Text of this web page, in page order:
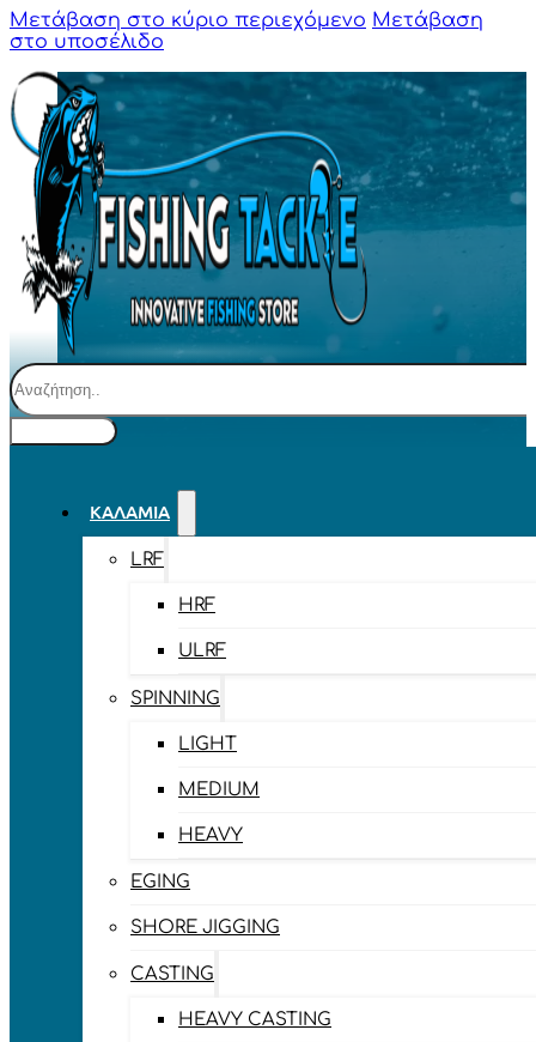
Μετάβαση στο κύριο περιεχόμενο Μετάβαση
στο υποσέλιδο
Αναζήτηση
ΚΑΛΆΜΙΑ
LRF
HRF
ULRF
SPINNING
LIGHT
MEDIUM
HEAVY
EGING
SHORE JIGGING
CASTING
HEAVY CASTING